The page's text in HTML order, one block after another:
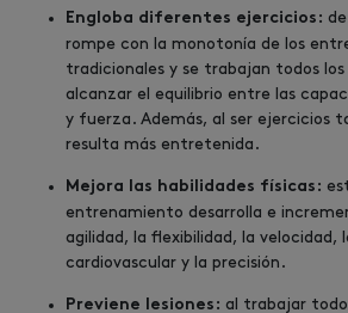
Engloba diferentes ejercicios:
rompe con la monotonía de los
tradicionales y se trabajan todos los
alcanzar el equilibrio entre las
y fuerza. Además, al ser ejercicios
resulta más entretenida.
Mejora las habilidades físicas:
entrenamiento desarrolla e
agilidad, la flexibilidad, la velocidad,
cardiovascular y la precisión.
Previene lesiones: al trabajar